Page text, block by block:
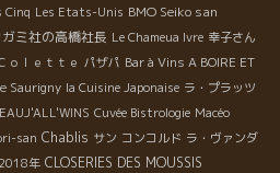
Cinq Les Etats-Unis BMO Seiko san
ミ社の高橋社長 Le Chameua Ivre 幸子さん
ｌｅｔｔｅ パザパ Bar à Vins A BOIRE ET
Saurigny la Cuisine Japonaise ラ・プラッツ
Cuvée Bistrologie Macéo
san Chablis サン コンコルド ラ・ヴァンダ
年 CLOSERIES DES MOUSSIS